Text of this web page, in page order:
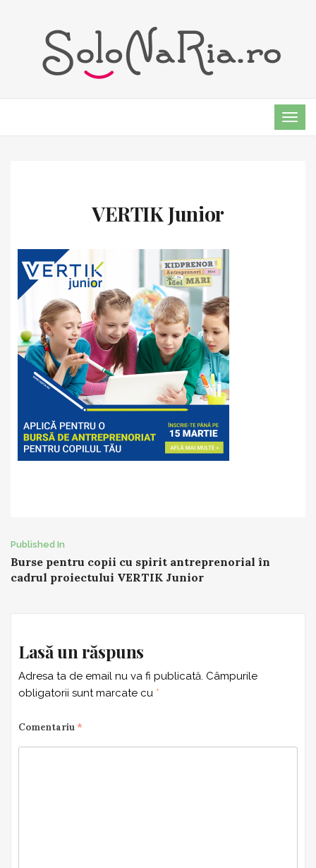
VERTIK Junior
Post
navigation
Published In
Burse pentru copii cu spirit antreprenorial în
cadrul proiectului VERTIK Junior
Lasă un răspuns
Adresa ta de email nu va fi publicată. Câmpurile
obligatorii sunt marcate cu *
Comentariu *